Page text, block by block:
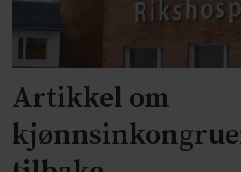
Artikkel om